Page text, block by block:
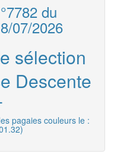
du
07/2026
sélection
Descente
pagaies couleurs le :